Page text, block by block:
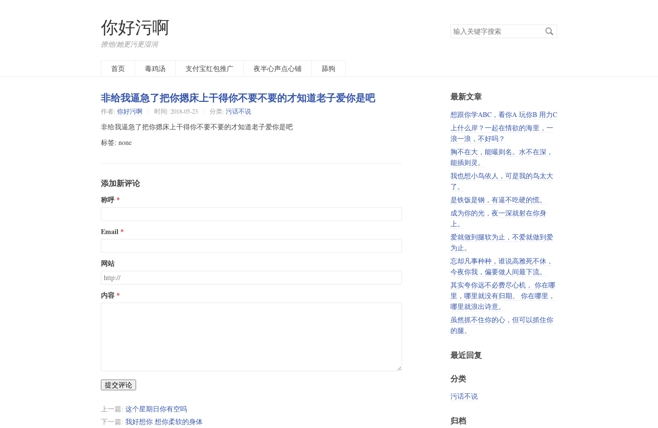
你好污啊
撩他/她更污更湿润
搜
索
首页
毒鸡汤 支付宝红包推广 夜半心声点心铺 舔狗
非给我逼急了把你摁床上干得你不要不要的才知道老子爱你是吧
作者: 你好污啊 时间: 2018-05-23 分类: 污话不说
非给我逼急了把你摁床上干得你不要不要的才知道老子爱你是吧
标签: none
添加新评论
称呼
Email
网站
内容
提交评论
上一篇: 这个星期日你有空吗
下一篇: 我好想你 想你柔软的身体
最新文章
想跟你学ABC，看你A 玩你B 用力C
上什么岸？一起在情欲的海里，一
浪一浪，不好吗？
胸不在大，能嘬则名。水不在深，
能插则灵。
我也想小鸟依人，可是我的鸟太大
了。
是铁饭是钢，有逼不吃硬的慌。
成为你的光，夜一深就射在你身
上。
爱就做到腿软为止，不爱就做到爱
为止。
忘却凡事种种，谁说高雅死不休，
今夜你我，偏要做人间最下流。
其实夸你远不必费尽心机， 你在哪
里，哪里就没有归期。 你在哪里，
哪里就浪出诗意。
虽然抓不住你的心，但可以抓住你
的腿。
最近回复
分类
污话不说
归档